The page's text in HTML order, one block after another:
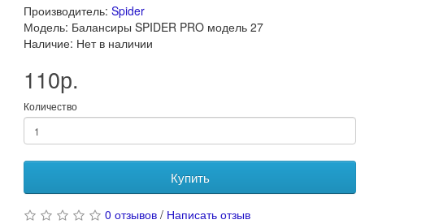
Производитель:Spider
Модель: Балансиры SPIDER PRO модель 27
Наличие: Нет в наличии
110р.
Количество
Купить
0 отзывов / Написать отзыв